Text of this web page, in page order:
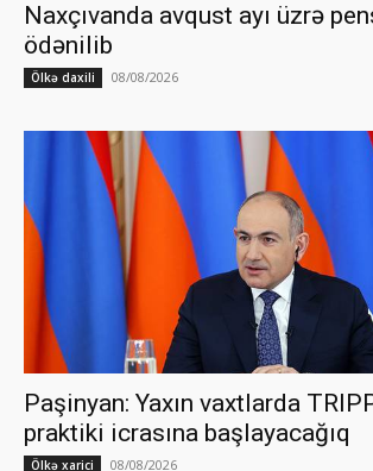
Naxçıvanda avqust ayı üzrə
ödənilib
Ölkə daxili 08/08/2026
Paşinyan: Yaxın vaxtlarda
praktiki icrasına başlayacağıq
Ölkə xarici 08/08/2026